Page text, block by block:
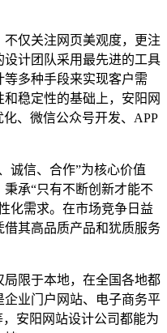
仅关注网页美观度，更注
计团队采用最先进的工具
多种手段来实现客户需
稳定性的基础上，安阳网
、微信公众号开发、APP
诚信、合作”为核心价值
承“只有不断创新才能不
化需求。在市场竞争日益
其高品质产品和犹质服务
限于本地，在全国各地都
业门户网站、电子商务平
安阳网站设计公司都能为